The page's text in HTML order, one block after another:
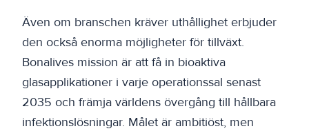
Även om branschen kräver uthållighet erbjuder
den också enorma möjligheter för tillväxt.
Bonalives mission är att få in bioaktiva
glasapplikationer i varje operationssal senast
2035 och främja världens övergång till hållbara
infektionslösningar. Målet är ambitiöst, men